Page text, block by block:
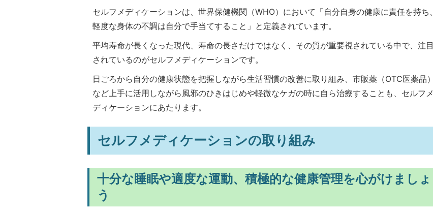
セルフメディケーションは、世界保健機関（WHO）において「自分自身の健康に責任を持ち、
軽度な身体の不調は自分で手当てすること」と定義されています。
平均寿命が長くなった現代、寿命の長さだけではなく、その質が重要視されている中で、注目
されているのがセルフメディケーションです。
日ごろから自分の健康状態を把握しながら生活習慣の改善に取り組み、市販薬（OTC医薬品）
など上手に活用しながら風邪のひきはじめや軽微なケガの時に自ら治療することも、セルフメ
ディケーションにあたります。
セルフメディケーションの取り組み
十分な睡眠や適度な運動、積極的な健康管理を心がけましょ
う